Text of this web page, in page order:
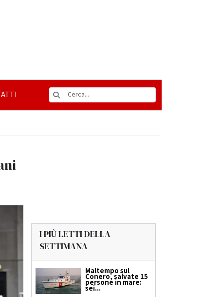
I PIÙ LETTI DELLA
SETTIMANA
Maltempo sul
Conero, salvate 15
persone in mare:
sei...